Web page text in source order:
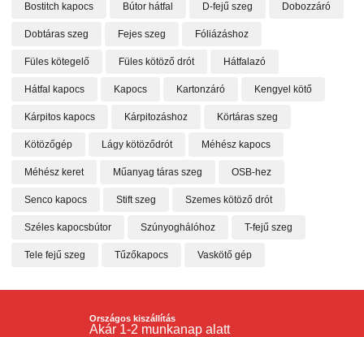
Bostitch kapocs Bútor hátfal D-fejű szeg Dobozzáró
Dobtáras szeg Fejes szeg Fóliázáshoz
Füles kötegelő Füles kötöző drót Hátfalazó
Hátfal kapocs Kapocs Kartonzáró Kengyel kötő
Kárpitos kapocs Kárpitozáshoz Körtáras szeg
Kötözőgép Lágy kötöződrót Méhész kapocs
Méhész keret Műanyag táras szeg OSB-hez
Senco kapocs Stift szeg Szemes kötöző drót
Széles kapocsbútor Szúnyoghálóhoz T-fejű szeg
Tele fejű szeg Tűzőkapocs Vaskötő gép
Országos kiszállítás
Akár 1-2 munkanap alatt